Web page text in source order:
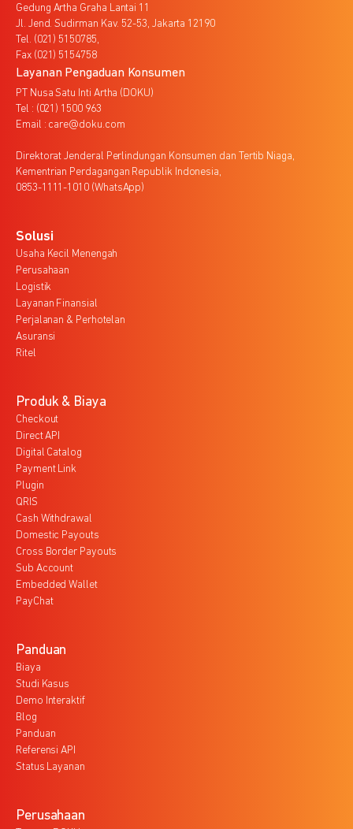
Gedung Artha Graha Lantai 11
Jl. Jend. Sudirman Kav. 52-53, Jakarta 12190
Tel. (021) 5150785,
Fax (021) 5154758
Layanan Pengaduan Konsumen
PT Nusa Satu Inti Artha (DOKU)
Tel : (021) 1500 963
Email : care@doku.com
Direktorat Jenderal Perlindungan Konsumen dan Tertib Niaga,
Kementrian Perdagangan Republik Indonesia,
0853-1111-1010 (WhatsApp)
Solusi
Usaha Kecil Menengah
Perusahaan
Logistik
Layanan Finansial
Perjalanan & Perhotelan
Asuransi
Ritel
Produk & Biaya
Checkout
Direct API
Digital Catalog
Payment Link
Plugin
QRIS
Cash Withdrawal
Domestic Payouts
Cross Border Payouts
Sub Account
Embedded Wallet
PayChat
Panduan
Biaya
Studi Kasus
Demo Interaktif
Blog
Panduan
Referensi API
Status Layanan
Perusahaan